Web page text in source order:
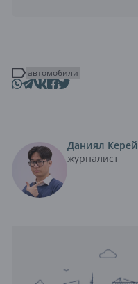
автомобили
Даниял Керей
журналист